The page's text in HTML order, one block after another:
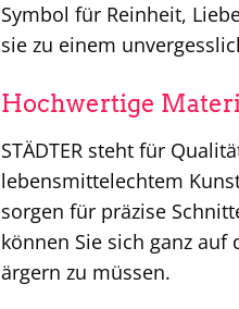
Symbol für Reinheit,
sie zu einem
Hochwertige
STÄDTER steht für
lebensmittelechtem
sorgen für präzise
können Sie sich ganz
ärgern zu müssen.